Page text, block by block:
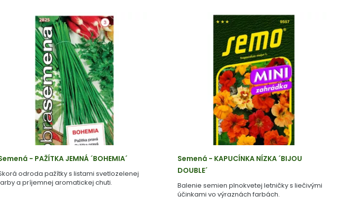
- PAŽÍTKA JEMNÁ ´BOHEMIA´
odroda pažítky s listami svetlozelenej
a príjemnej aromatickej chuti.
Semená - KAPUCÍNKA NÍZKA ´BIJOU
DOUBLE´
Balenie semien plnokvetej letničky s liečivými
účinkami vo výraznách farbách.